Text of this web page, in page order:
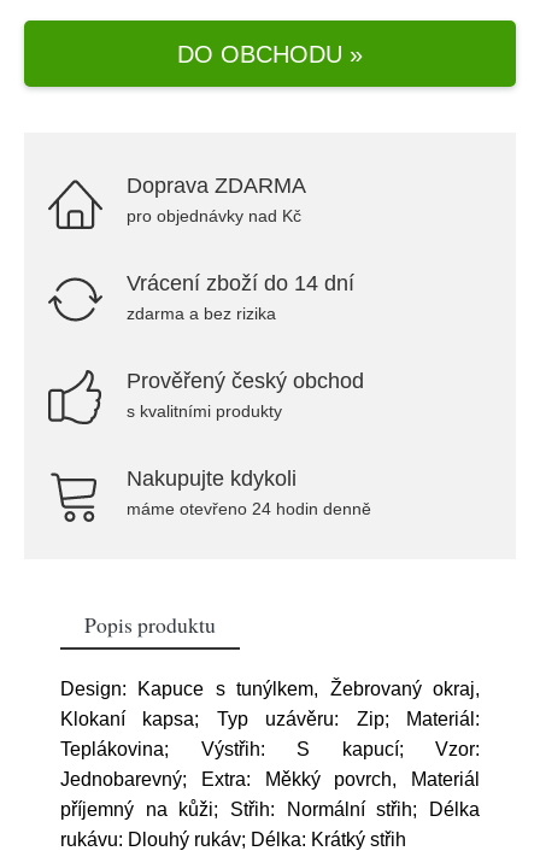
DO OBCHODU »
Doprava ZDARMA
pro objednávky nad Kč
Vrácení zboží do 14 dní
zdarma a bez rizika
Prověřený český obchod
s kvalitními produkty
Nakupujte kdykoli
máme otevřeno 24 hodin denně
Popis produktu
Design: Kapuce s tunýlkem, Žebrovaný okraj,
Klokaní kapsa; Typ uzávěru: Zip; Materiál:
Teplákovina; Výstřih: S kapucí; Vzor:
Jednobarevný; Extra: Měkký povrch, Materiál
příjemný na kůži; Střih: Normální střih; Délka
rukávu: Dlouhý rukáv; Délka: Krátký střih